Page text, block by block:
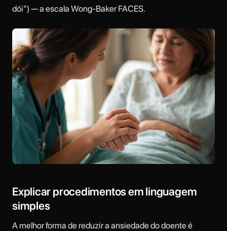
dói") — a escala Wong-Baker FACES.
Explicar procedimentos em linguagem
simples
A melhor forma de reduzir a ansiedade do doente é